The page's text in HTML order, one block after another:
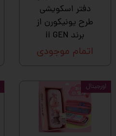
دفتر اسکویشی
طرح یونیکورن از
برند ii GEN
اتمام موجودی
اورجینال